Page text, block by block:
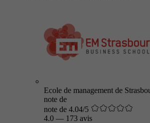
Ecole de management de
note de
note de 4.04/5
4.0 — 173 avis